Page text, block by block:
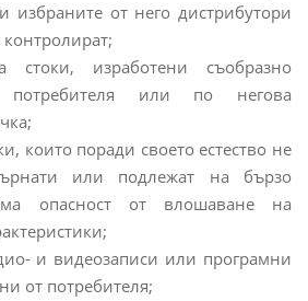
избраните от него дистрибутори
изработени съобразно
потребителя или по негова
които поради своето естество не
или подлежат на бързо
опасност от влошаване на
и видеозаписи или програмни
от потребителя;